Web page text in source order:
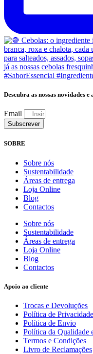
Descubra as nossas novidades e
Email
Subscrever
SOBRE
Sobre nós
Sustentabilidade
Áreas de entrega
Loja Online
Blog
Contactos
Sobre nós
Sustentabilidade
Áreas de entrega
Loja Online
Blog
Contactos
Apoio ao cliente
Trocas e Devoluções
Política de Privacidade
Política de Envio
Política da Qualidade
Termos e Condições
Livro de Reclamações